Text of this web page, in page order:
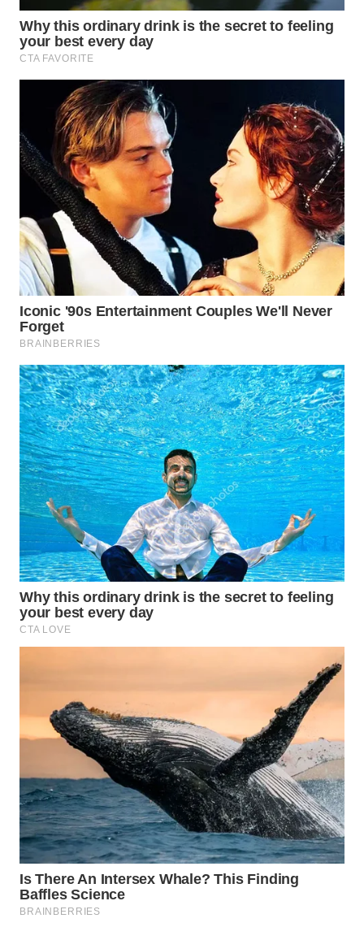
WN
LABUANBAJO
BORNEO
Wahana
Media
Group
WAHANA
NEWS
WAHANA
TANI
WAHANA
ADVOKAT
WAHANA
INFRASTRUKTUR
WAHANA
KONSUMEN
WAHANA
LISTRIK
WAHANA
TRAVEL
WAHANA
TV
WAHANANEWS
CO ID
WAHANANEWS
NET
WAHANA
SPORT
WAHANA